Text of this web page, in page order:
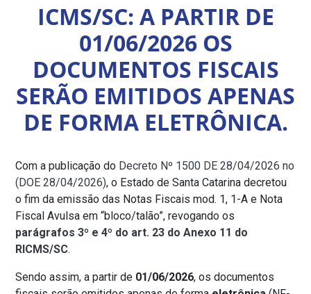
ICMS/SC: A PARTIR DE
01/06/2026 OS
DOCUMENTOS FISCAIS
SERÃO EMITIDOS APENAS
DE FORMA ELETRÔNICA.
Com a publicação do Decreto Nº 1500 DE 28/04/2026 no
(DOE 28/04/2026), o Estado de Santa Catarina decretou
o fim da emissão das Notas Fiscais mod. 1, 1-A e Nota
Fiscal Avulsa em “bloco/talão”, revogando os
parágrafos 3º e 4º do art. 23 do Anexo 11 do
RICMS/SC.
Sendo assim, a partir de 01/06/2026, os documentos